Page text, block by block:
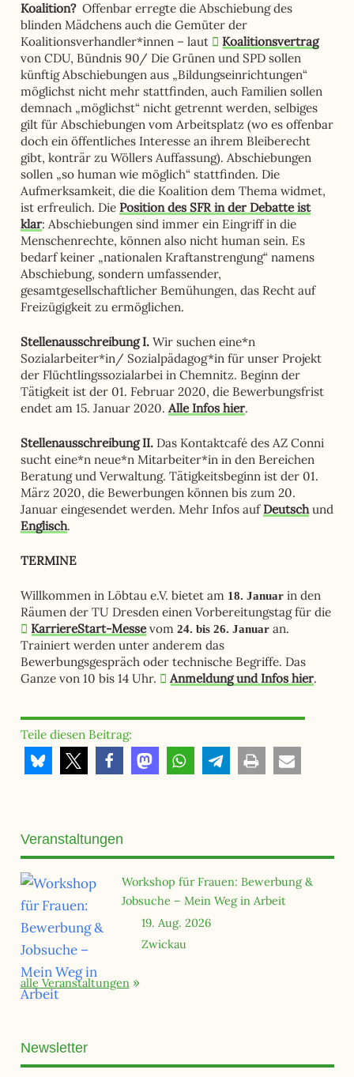
Koalition? Offenbar erregte die Abschiebung des
blinden Mädchens auch die Gemüter der
Koalitionsverhandler*innen – laut
Koalitionsvertrag
von CDU, Bündnis 90/ Die Grünen und SPD sollen
künftig Abschiebungen aus „Bildungseinrichtungen“
möglichst nicht mehr stattfinden, auch Familien sollen
demnach „möglichst“ nicht getrennt werden, selbiges
gilt für Abschiebungen vom Arbeitsplatz (wo es offenbar
doch ein öffentliches Interesse an ihrem Bleiberecht
gibt, konträr zu Wöllers Auffassung). Abschiebungen
sollen „so human wie möglich“ stattfinden. Die
Aufmerksamkeit, die die Koalition dem Thema widmet,
ist erfreulich. Die Position des SFR in der Debatte ist
klar: Abschiebungen sind immer ein Eingriff in die
Menschenrechte, können also nicht human sein. Es
bedarf keiner „nationalen Kraftanstrengung“ namens
Abschiebung, sondern umfassender,
gesamtgesellschaftlicher Bemühungen, das Recht auf
Freizügigkeit zu ermöglichen.
Stellenausschreibung I. Wir suchen eine*n
Sozialarbeiter*in/ Sozialpädagog*in für unser Projekt
der Flüchtlingssozialarbei in Chemnitz. Beginn der
Tätigkeit ist der 01. Februar 2020, die Bewerbungsfrist
endet am 15. Januar 2020. Alle Infos hier.
Stellenausschreibung II. Das Kontaktcafé des AZ Conni
sucht eine*n neue*n Mitarbeiter*in in den Bereichen
Beratung und Verwaltung. Tätigkeitsbeginn ist der 01.
März 2020, die Bewerbungen können bis zum 20.
Januar eingesendet werden. Mehr Infos aufDeutschund
Englisch.
TERMINE
Willkommen in Löbtau e.V. bietet am 18. Januarin den
Räumen der TU Dresden einen Vorbereitungstag für die
KarriereStart-Messevom24. bis 26. Januar an.
Trainiert werden unter anderem das
Bewerbungsgespräch oder technische Begriffe. Das
Ganze von 10 bis 14 Uhr.
Anmeldung und Infos hier.
Teile diesen Beitrag:
Veranstaltungen
Workshop für Frauen: Bewerbung &
Jobsuche – Mein Weg in Arbeit
19. Aug. 2026
Zwickau
alle Veranstaltungen
Newsletter